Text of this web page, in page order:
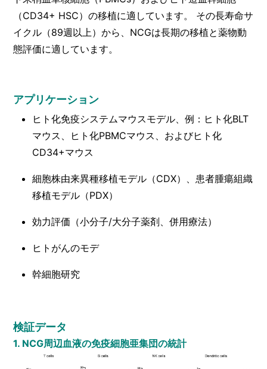
（CD34+ HSC）の移植に適しています。 その長寿命サ
イクル（89週以上）から、NCGは長期の移植と薬物動
態評価に適しています。
アプリケーション
ヒト化免疫システムマウスモデル、例：ヒト化BLT
マウス、ヒト化PBMCマウス、およびヒト化
CD34+マウス
細胞株由来異種移植モデル（CDX）、患者腫瘍組織
移植モデル（PDX）
効力評価（小分子/大分子薬剤、併用療法）
ヒトがんのモデ
幹細胞研究
検証データ
1. NCG周辺血液の免疫細胞亜集団の統計